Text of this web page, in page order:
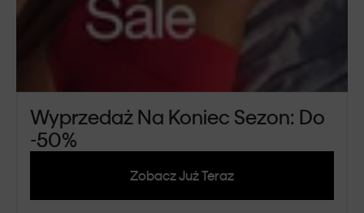
Wyprzedaż Na Koniec Sezon: Do
-50%
Zobacz Już Teraz